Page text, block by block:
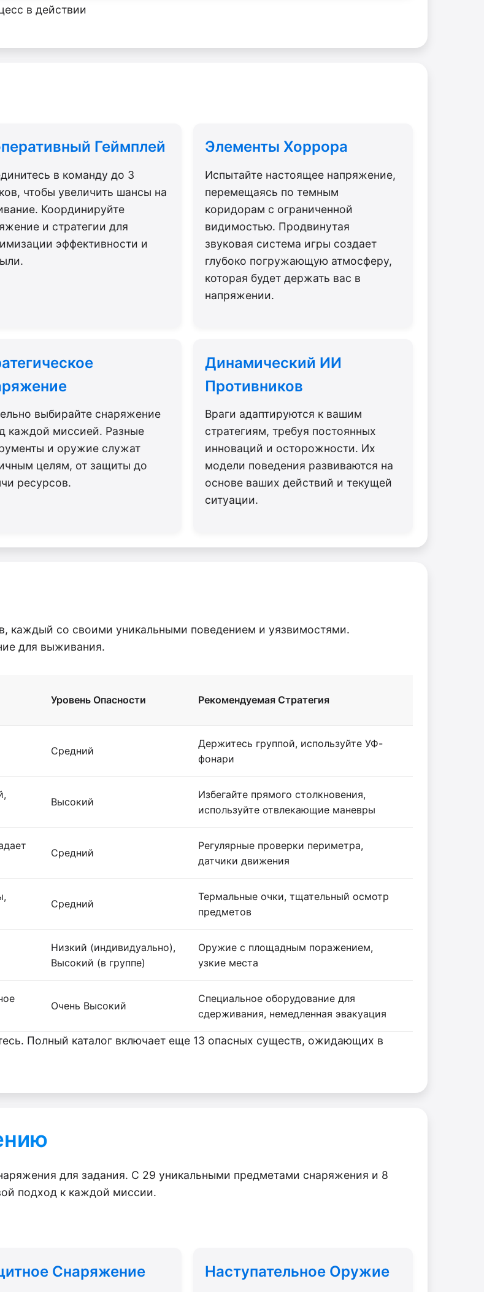
в действии
Геймплей
в команду до 3
чтобы увеличить шансы на
Координируйте
и стратегии для
эффективности и
Элементы Хоррора
Испытайте настоящее напряжение,
перемещаясь по темным
коридорам с ограниченной
видимостью. Продвинутая
звуковая система игры создает
глубоко погружающую атмосферу,
которая будет держать вас в
напряжении.
выбирайте снаряжение
каждой миссией. Разные
и оружие служат
целям, от защиты до
ресурсов.
Динамический ИИ
Противников
Враги адаптируются к вашим
стратегиям, требуя постоянных
инноваций и осторожности. Их
модели поведения развиваются на
основе ваших действий и текущей
ситуации.
каждый со своими уникальными поведением и уязвимостями.
для выживания.
Уровень Опасности Рекомендуемая Стратегия
Средний
Держитесь группой, используйте УФ-
фонари
Высокий
Избегайте прямого столкновения,
используйте отвлекающие маневры
Средний
Регулярные проверки периметра,
датчики движения
Средний
Термальные очки, тщательный осмотр
предметов
Низкий (индивидуально),
Высокий (в группе)
Оружие с площадным поражением,
узкие места
Очень Высокий
Специальное оборудование для
сдерживания, немедленная эвакуация
Полный каталог включает еще 13 опасных существ, ожидающих в
для задания. С 29 уникальными предметами снаряжения и 8
подход к каждой миссии.
Снаряжение Наступательное Оружие